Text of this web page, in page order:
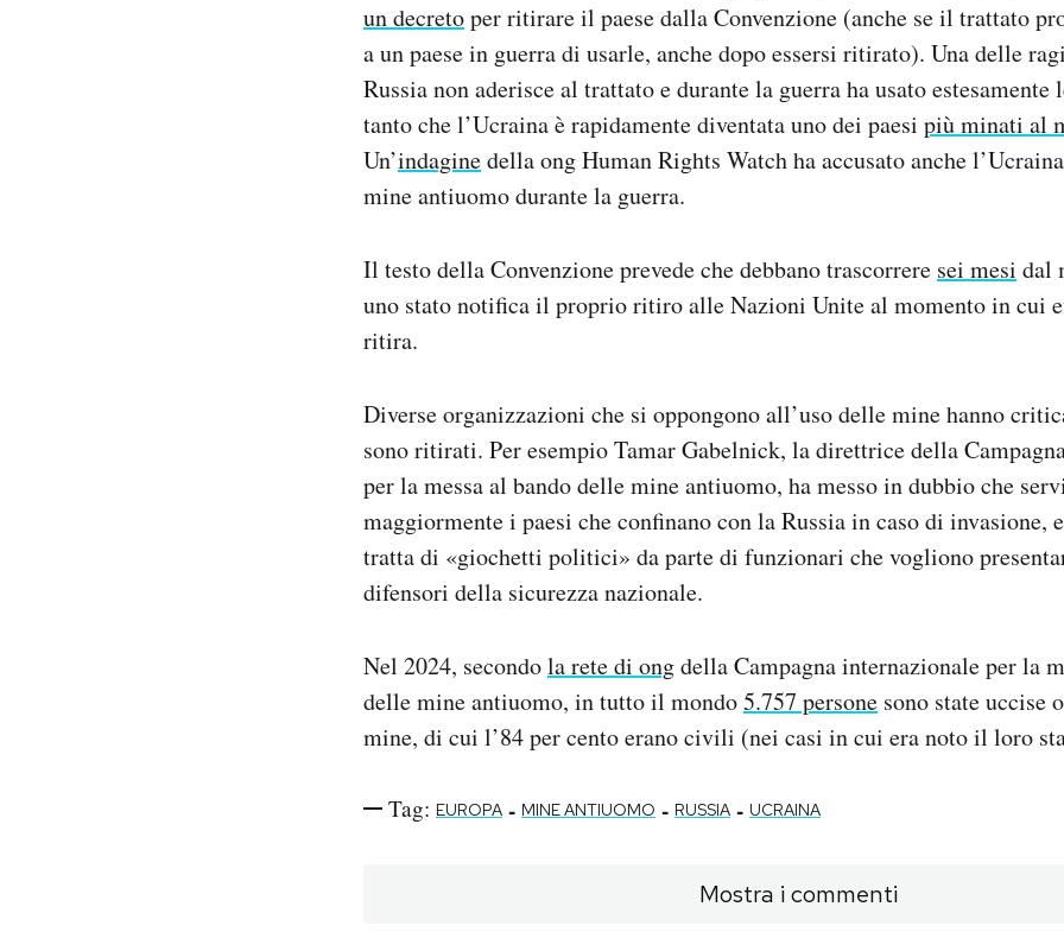
un decretoper ritirare il paese dalla Convenzione (anche se il trattato
a un paese in guerra di usarle, anche dopo essersi ritirato). Una delle
Russia non aderisce al trattato e durante la guerra ha usato
tanto che l’Ucraina è rapidamente diventata uno dei paesi più minati al
Un’indaginedella ong Human Rights Watch ha accusato anche
mine antiuomo durante la guerra.
Il testo della Convenzione prevede che debbano trascorrere sei mesi dal
uno stato notifica il proprio ritiro alle Nazioni Unite al momento in cui
ritira.
Diverse organizzazioni che si oppongono all’uso delle mine hanno
sono ritirati. Per esempio Tamar Gabelnick, la direttrice della
per la messa al bando delle mine antiuomo, ha messo in dubbio che
maggiormente i paesi che confinano con la Russia in caso di invasione,
tratta di «giochetti politici» da parte di funzionari che vogliono
difensori della sicurezza nazionale.
Nel 2024, secondola rete di ongdella Campagna internazionale per la
delle mine antiuomo, in tutto il mondo5.757 persone sono state uccise
mine, di cui l’84 per cento erano civili (nei casi in cui era noto il loro
Tag: EUROPA - MINE ANTIUOMO - RUSSIA - UCRAINA
Mostra i commenti